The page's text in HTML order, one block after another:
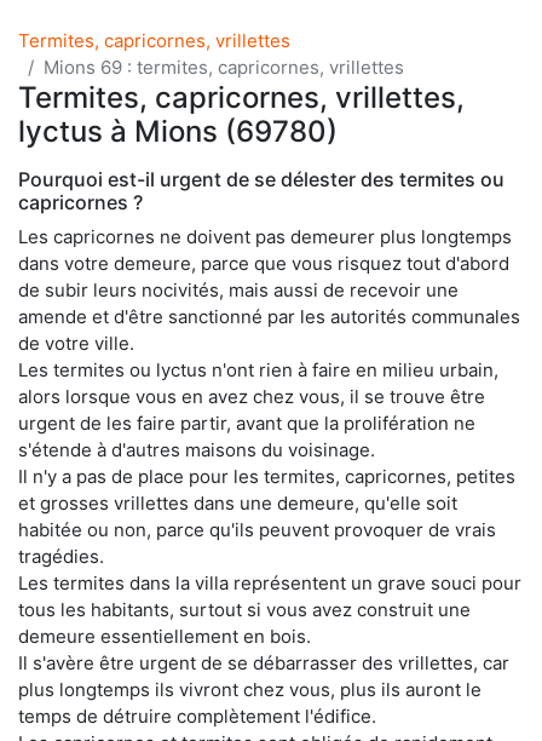
Termites, capricornes, vrillettes
Mions 69 : termites, capricornes, vrillettes
Termites, capricornes, vrillettes,
lyctus à Mions (69780)
Pourquoi est-il urgent de se délester des termites ou
capricornes ?
Les capricornes ne doivent pas demeurer plus longtemps
dans votre demeure, parce que vous risquez tout d'abord
de subir leurs nocivités, mais aussi de recevoir une
amende et d'être sanctionné par les autorités communales
de votre ville.
Les termites ou lyctus n'ont rien à faire en milieu urbain,
alors lorsque vous en avez chez vous, il se trouve être
urgent de les faire partir, avant que la prolifération ne
s'étende à d'autres maisons du voisinage.
Il n'y a pas de place pour les termites, capricornes, petites
et grosses vrillettes dans une demeure, qu'elle soit
habitée ou non, parce qu'ils peuvent provoquer de vrais
tragédies.
Les termites dans la villa représentent un grave souci pour
tous les habitants, surtout si vous avez construit une
demeure essentiellement en bois.
Il s'avère être urgent de se débarrasser des vrillettes, car
plus longtemps ils vivront chez vous, plus ils auront le
temps de détruire complètement l'édifice.